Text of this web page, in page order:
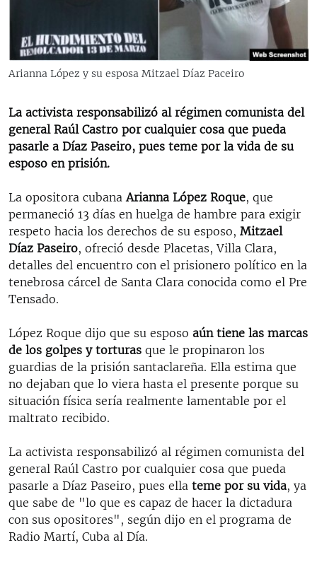
ESPECIALES
ESPECIALES
SER VIEJO EN CUBA
KENTU-CUBANO
LOS SANTOS DE HIALEAH
DESINFORMACIÓN RUSA EN AMÉRICA LATINA
LA INVASIÓN DE RUSIA A UCRANIA
MULTIMEDIA
SÍGUENOS
Arianna López y su esposa Mitzael Díaz Paceiro
La activista responsabilizó al régimen comunista del
general Raúl Castro por cualquier cosa que pueda
pasarle a Díaz Paseiro, pues teme por la vida de su
esposo en prisión.
La opositora cubana Arianna López Roque, que
permaneció 13 días en huelga de hambre para exigir
respeto hacia los derechos de su esposo, Mitzael
Díaz Paseiro, ofreció desde Placetas, Villa Clara,
detalles del encuentro con el prisionero político en la
tenebrosa cárcel de Santa Clara conocida como el Pre
Tensado.
López Roque dijo que su esposo aún tiene las marcas
de los golpes y torturas que le propinaron los
guardias de la prisión santaclareña. Ella estima que
no dejaban que lo viera hasta el presente porque su
situación física sería realmente lamentable por el
maltrato recibido.
La activista responsabilizó al régimen comunista del
general Raúl Castro por cualquier cosa que pueda
pasarle a Díaz Paseiro, pues ella teme por su vida, ya
que sabe de "lo que es capaz de hacer la dictadura
con sus opositores", según dijo en el programa de
Radio Martí, Cuba al Día.